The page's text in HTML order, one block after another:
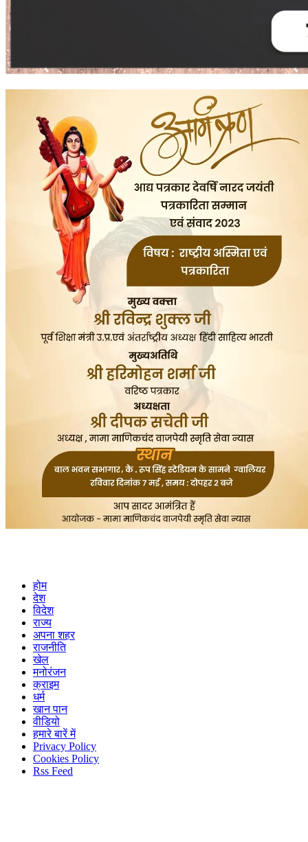
होम
देश
विदेश
राज्य
अपना शहर
राजनीति
खेल
मनोरंजन
क्राइम
धर्म
खान पान
वीडियो
हमारे बारें में
Privacy Policy
Cookies Policy
Rss Feed